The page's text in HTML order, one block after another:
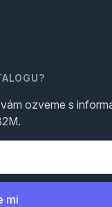
ozveme s
mi